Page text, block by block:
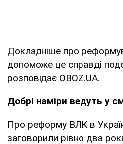
Докладніше про
допоможе це справді
розповідає OBOZ.UA.
Добрі наміри ведуть у
Про реформу ВЛК в
заговорили рівно два